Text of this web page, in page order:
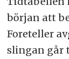
början att
Foreteller
slingan går